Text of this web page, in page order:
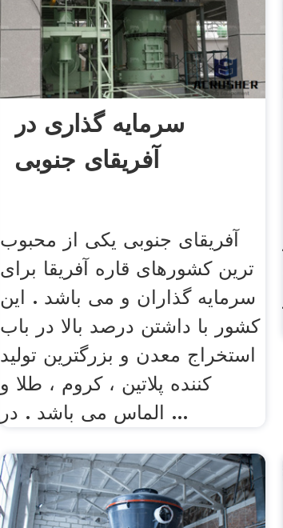
سرمایه گذاری در
آفریقای جنوبی
آفریقای جنوبی یکی از محبوب
ترین کشورهای قاره آفریقا برای
سرمایه گذاران و می باشد . این
کشور با داشتن درصد بالا در باب
استخراج معدن و بزرگترین تولید
کننده پلاتین ، کروم ، طلا و
الماس می باشد . در ...